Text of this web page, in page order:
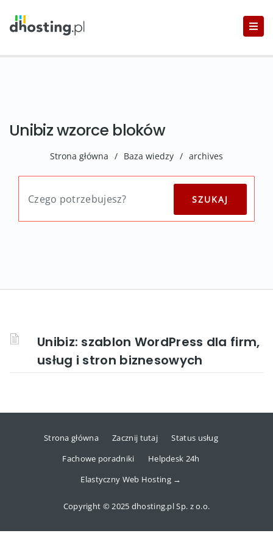
Unibiz wzorce bloków
Strona główna / Baza wiedzy / archives
Unibiz: szablon WordPress dla firm,
usług i stron biznesowych
Strona główna Zacznij tutaj
Status usług
Fachowe poradniki
Helpdesk 24h
Elastyczny Web Hosting →
Copyright © 2025 dhosting.pl Sp. z o.o.